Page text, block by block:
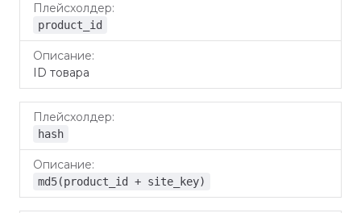
Плейсхолдер
product_id
ID товара
hash
md5(product_id + site_key)